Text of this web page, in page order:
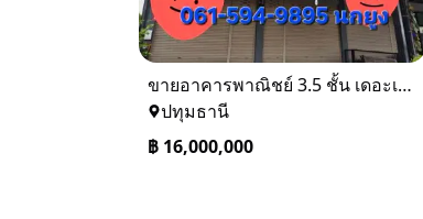
ขายอาคารพาณิชย์ 3.5 ชั้น เดอะเทรด รังสิต–คลอง 2 ติดถนน
ปทุมธานี
฿ 16,000,000